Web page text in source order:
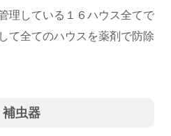
理している１６ハウス全てで
て全てのハウスを薬剤で防除
虫器